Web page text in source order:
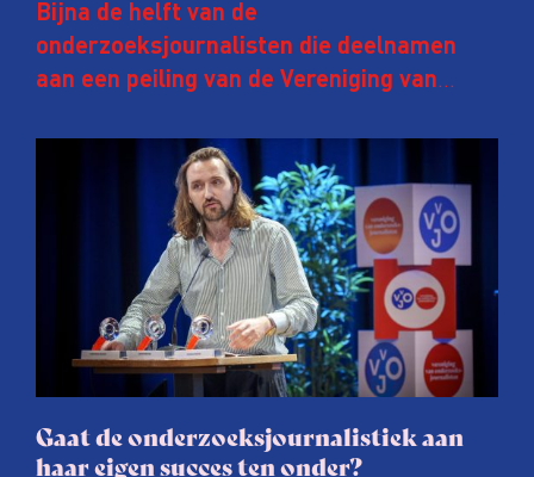
Bijna de helft van de
onderzoeksjournalisten die deelnamen
aan een peiling van de Vereniging van
afgelopen twee jaar te maken met
juridische dreiging of een juridische
procedure rond het eigen werk. Dat kost
journalisten tijd, ook ervaren zij stress en
soms worden publicaties aangepast of
gaat de hele publicatie zelfs niet door.
Gaat de onderzoeksjournalistiek aan
haar eigen succes ten onder?